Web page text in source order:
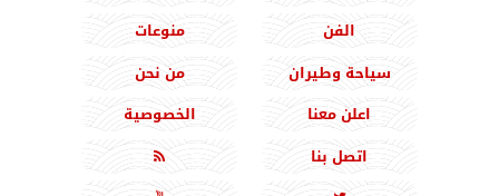
الفن
منوعات
سياحة وطيران
من نحن
اعلن معنا
الخصوصية
اتصل بنا
